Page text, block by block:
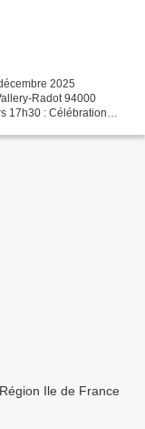
2025
Radot 94000
17h30 : Célébration
Ile de France